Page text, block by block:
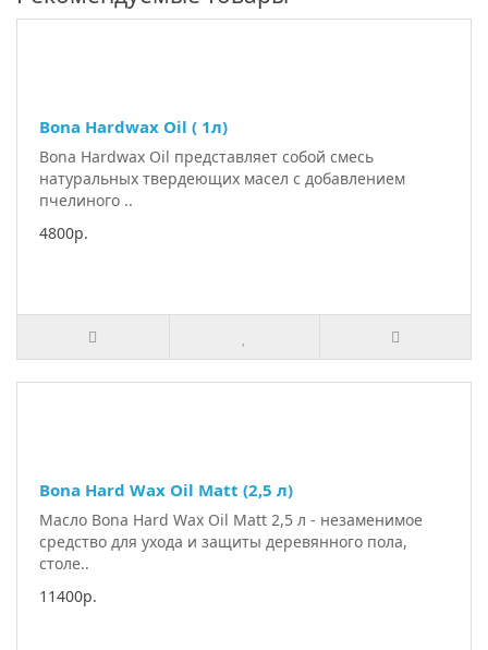
Bona Hardwax Oil ( 1л)
Bona Hardwax Oil представляет собой смесь
натуральных твердеющих масел с добавлением
пчелиного ..
4800р.
Bona Hard Wax Oil Matt (2,5 л)
Масло Bona Hard Wax Oil Matt 2,5 л - незаменимое
средство для ухода и защиты деревянного пола,
столе..
11400р.